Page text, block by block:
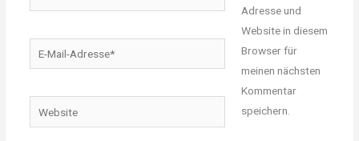
Mail-
Website
Adresse und
Website in diesem
Browser für
meinen nächsten
Kommentar
speichern.